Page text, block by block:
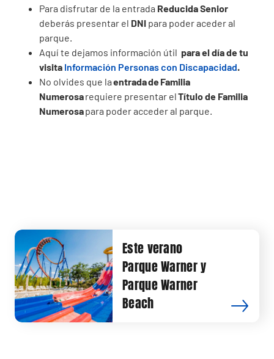
Para disfrutar de la entrada Reducida Senior
deberás presentar el DNI para poder aceder al
parque.
Aquí te dejamos información útil para el día de tu
visita Información Personas con Discapacidad.
No olvides que laentrada de Familia
Numerosarequiere presentar elTítulo de Familia
Numerosapara poder acceder al parque.
Este verano
Parque Warner y
Parque Warner
Beach